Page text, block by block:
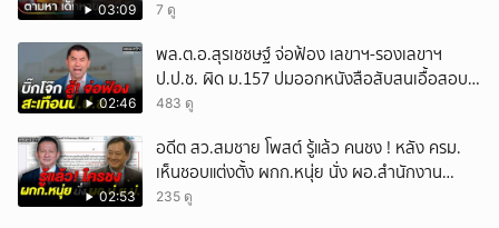
03:09 7 ดู
02:46
พล.ต.อ.สุรเชชษฐ์ จ่อฟ้อง เลขาฯ-รองเลขาฯ
ป.ป.ช. ผิด ม.157 ปมออกหนังสือสับสนเอื้อสอบ
คดีซ้ำซ้อน
483 ดู
02:53
อดีต สว.สมชาย โพสต์ รู้แล้ว คนชง ! หลัง ครม.
เห็นชอบแต่งตั้ง ผกก.หนุ่ย นั่ง ผอ.สำนักงาน
ป.ย.ป.
235 ดู